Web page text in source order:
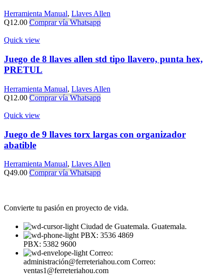
Herramienta Manual, Llaves Allen
Q12.00 Comprar vía Whatsapp
Quick view
Juego de 8 llaves allen std tipo llavero, punta hex,
PRETUL
Herramienta Manual, Llaves Allen
Q12.00 Comprar vía Whatsapp
Quick view
Juego de 9 llaves torx largas con organizador
abatible
Herramienta Manual, Llaves Allen
Q49.00 Comprar vía Whatsapp
Convierte tu pasión en proyecto de vida.
Ciudad de Guatemala. Guatemala.
PBX: 3536 4869
PBX: 5382 9600
Correo:
administración@ferreteriahou.com Correo:
ventas1@ferreteriahou.com